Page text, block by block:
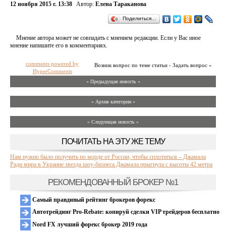
12 ноября 2015 г. 13:38 Автор: Елена Тараканова
Поделиться…
Мнение автора может не совпадать с мнением редакции. Если у Вас иное
мнение напишите его в комментариях.
Возник вопрос по теме статьи - Задать вопрос »
comments powered by
HyperComments
« Предыдущая новость «
» Архив категории «
» Следующая новость »
ПОЧИТАТЬ НА ЭТУ ЖЕ ТЕМУ
Нам нужно было получить по морде от России, чтобы сплотиться – Джамала
Ради мира в Украине звезда шоу-бизнеса Джамала прыгнула с высоты 42 метра
РЕКОМЕНДОВАННЫЙ БРОКЕР №1
Самый правдивый рейтинг брокеров форекс
Автотрейдинг Pro-Rebate: копируй сделки VIP трейдеров бесплатно
Nord FX лучший форекс брокер 2019 года